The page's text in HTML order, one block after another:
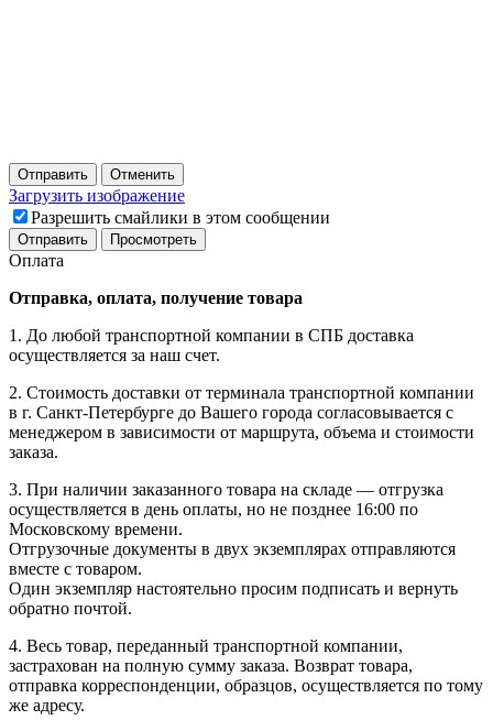
Отправить Отменить
Загрузить изображение
Разрешить смайлики в этом сообщении
Оплата
Отправка, оплата, получение товара
1. До любой транспортной компании в СПБ доставка
осуществляется за наш счет.
2. Стоимость доставки от терминала транспортной компании
в г. Санкт-Петербурге до Вашего города согласовывается с
менеджером в зависимости от маршрута, объема и стоимости
заказа.
3. При наличии заказанного товара на складе — отгрузка
осуществляется в день оплаты, но не позднее 16:00 по
Московскому времени.
Отгрузочные документы в двух экземплярах отправляются
вместе с товаром.
Один экземпляр настоятельно просим подписать и вернуть
обратно почтой.
4. Весь товар, переданный транспортной компании,
застрахован на полную сумму заказа. Возврат товара,
отправка корреспонденции, образцов, осуществляется по тому
же адресу.